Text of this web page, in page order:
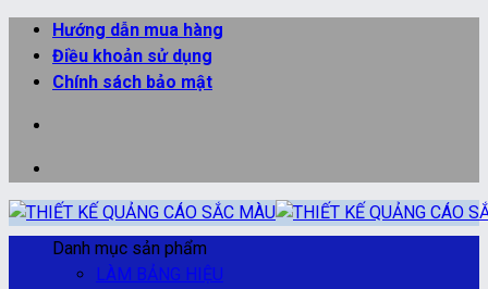
qua
Hướng dẫn mua hàng
Điều khoản sử dụng
Chính sách bảo mật
Danh mục sản phẩm
LÀM BẢNG HIỆU